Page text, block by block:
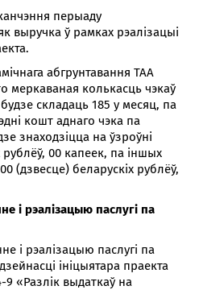
перыаду
выручка ў рамках рэалізацыі
абгрунтавання ТАА
меркаваная колькасць чэкаў
складаць 185 у месяц, па
кошт аднаго чэка па
знаходзіцца на ўзроўні
рублёў, 00 капеек, па іншых
(дзвесце) беларускіх рублёў,
і рэалізацыю паслугі па
і рэалізацыю паслугі па
ініцыятара праекта
«Разлік выдаткаў на